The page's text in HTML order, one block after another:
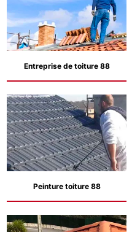
Entreprise de toiture 88
Peinture toiture 88